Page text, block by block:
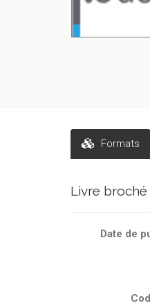
Formats
Livre broché
Date de